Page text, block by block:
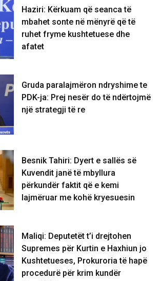
Haziri: Kërkuam që seanca të
mbahet sonte në mënyrë që të
ruhet fryme kushtetuese dhe
afatet
Gruda paralajmëron ndryshime te
PDK-ja: Prej nesër do të ndërtojmë
një strategji të re
Besnik Tahiri: Dyert e sallës së
Kuvendit janë të mbyllura
përkundër faktit që e kemi
lajmëruar me kohë kryesuesin
Maliqi: Deputetët t’i drejtohen
Supremes për Kurtin e Haxhiun jo
Kushtetueses, Prokuroria të hapë
procedurë për krim kundër